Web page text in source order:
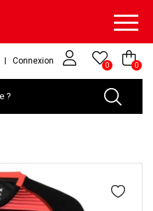
Connexion 0 0